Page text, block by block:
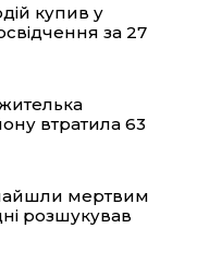
купив у
за 27
втратила 63
мертвим
розшукував